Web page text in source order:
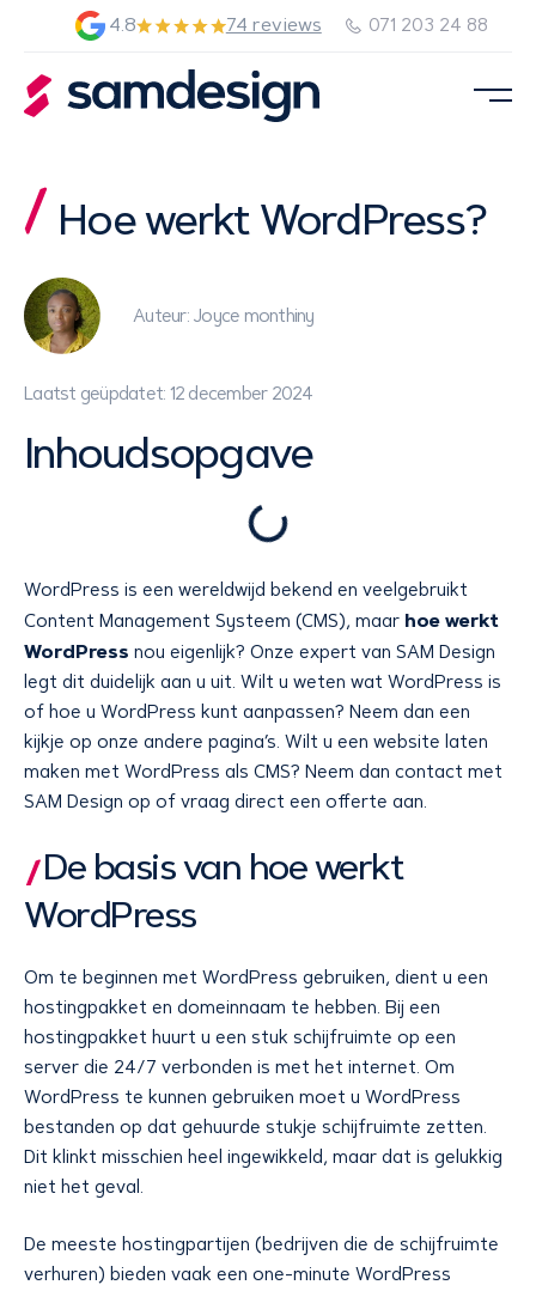
4.8 74 reviews 071 203 24 88
Hoe werkt WordPress?
Auteur: Joyce monthiny
Laatst geüpdatet: 12 december 2024
Inhoudsopgave
WordPress is een wereldwijd bekend en veelgebruikt
Content Management Systeem (CMS), maar hoe werkt
WordPress nou eigenlijk? Onze expert van SAM Design
legt dit duidelijk aan u uit. Wilt u weten wat WordPress is
of hoe u WordPress kunt aanpassen? Neem dan een
kijkje op onze andere pagina’s. Wilt u een website laten
maken met WordPress als CMS? Neem dan contact met
SAM Design op of vraag direct een offerte aan.
De basis van hoe werkt
WordPress
Om te beginnen met WordPress gebruiken, dient u een
hostingpakket en domeinnaam te hebben. Bij een
hostingpakket huurt u een stuk schijfruimte op een
server die 24/7 verbonden is met het internet. Om
WordPress te kunnen gebruiken moet u WordPress
bestanden op dat gehuurde stukje schijfruimte zetten.
Dit klinkt misschien heel ingewikkeld, maar dat is gelukkig
niet het geval.
De meeste hostingpartijen (bedrijven die de schijfruimte
verhuren) bieden vaak een one-minute WordPress